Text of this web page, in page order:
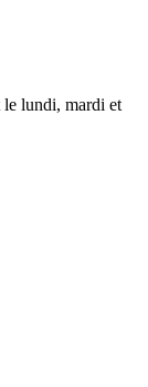
le lundi, mardi et